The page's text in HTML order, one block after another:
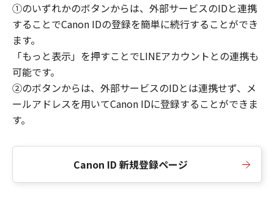
①のいずれかのボタンからは、外部サービスのIDと連携
することでCanon IDの登録を簡単に続行することができ
ます。
「もっと表示」を押すことでLINEアカウントとの連携も
可能です。
②のボタンからは、外部サービスのIDとは連携せず、メ
ールアドレスを用いてCanon IDに登録することができま
す。
Canon ID 新規登録ページ